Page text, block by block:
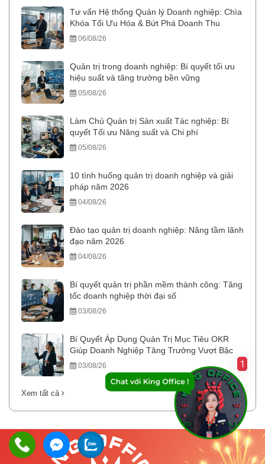
Tư vấn Hệ thống Quản lý Doanh nghiệp: Chìa
Khóa Tối Ưu Hóa & Bứt Phá Doanh Thu
06/08/26
Quản trị trong doanh nghiệp: Bí quyết tối ưu
hiệu suất và tăng trưởng bền vững
05/08/26
Làm Chủ Quản trị Sản xuất Tác nghiệp: Bí
quyết Tối ưu Năng suất và Chi phí
05/08/26
10 tình huống quản trị doanh nghiệp và giải
pháp năm 2026
04/08/26
Đào tạo quản trị doanh nghiệp: Nâng tầm lãnh
đạo năm 2026
04/08/26
Bí quyết quản trị phần mềm thành công: Tăng
tốc doanh nghiệp thời đại số
03/08/26
Bí Quyết Áp Dụng Quản Trị Mục Tiêu OKR
Giúp Doanh Nghiệp Tăng Trưởng Vượt Bậc
03/08/26
Xem tất cả
1